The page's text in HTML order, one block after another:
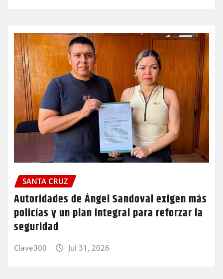
SANTA CRUZ
Autoridades de Ángel Sandoval exigen más
policías y un plan integral para reforzar la
seguridad
Clave300 Jul 31, 2026